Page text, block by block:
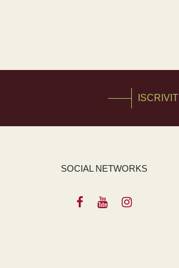
ISCRIVITI
SOCIAL NETWORKS